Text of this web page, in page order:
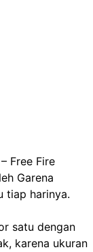
– Free Fire
Garena
tiap harinya.
satu dengan
karena ukuran